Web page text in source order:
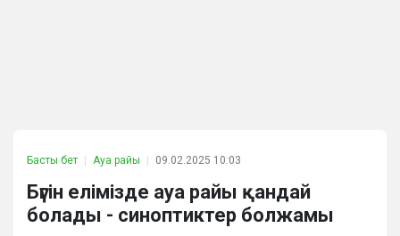
Басты бет Ауа райы 09.02.2025 10:03
Бүгін елімізде ауа райы қандай
болады - синоптиктер болжамы